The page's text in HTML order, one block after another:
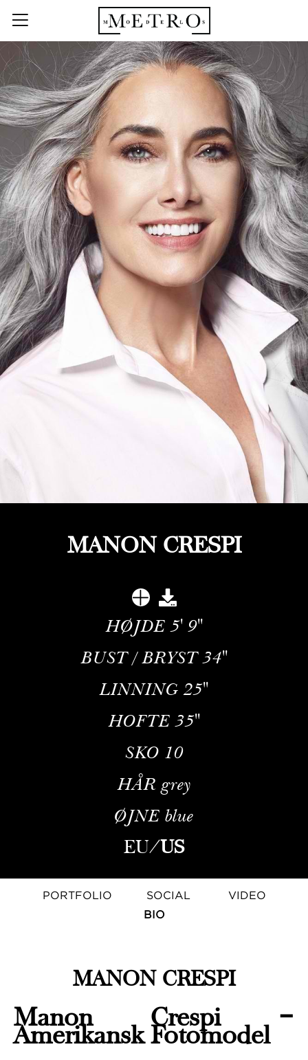
MANON CRESPI
HØJDE 5' 9''
BUST / BRYST34''
LINNING 25''
HOFTE 35''
SKO 10
HÅR grey
ØJNE blue
EU/US
PORTFOLIO SOCIAL
VIDEO
BIO
MANON CRESPI
Manon Crespi –
Amerikansk Fotomodel